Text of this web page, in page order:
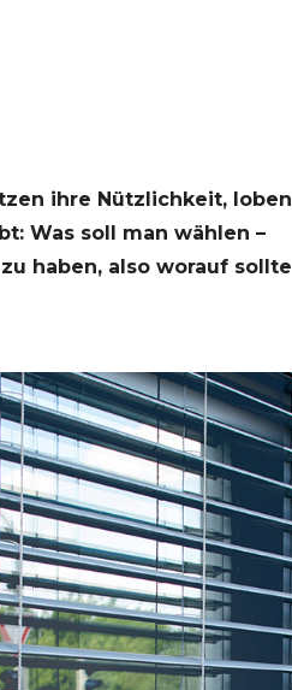
ihre Nützlichkeit, loben
Was soll man wählen –
haben, also worauf sollte